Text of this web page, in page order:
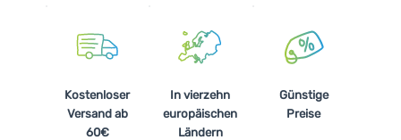
Kostenloser
Versand ab
60€
In vierzehn
europäischen
Ländern
Günstige
Preise